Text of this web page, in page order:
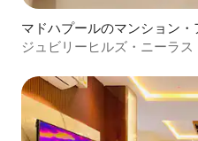
マドハプールのマンション・
ジュビリーヒルズ・ニーラ